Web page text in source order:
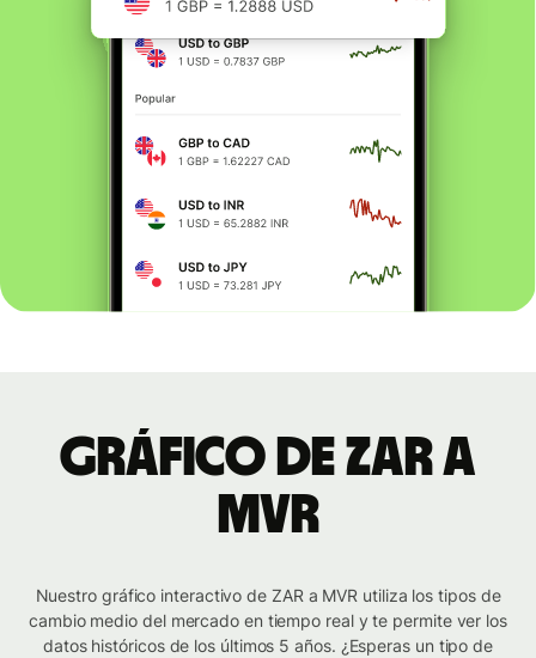
Gráfico de ZAR a
MVR
Nuestro gráfico interactivo de ZAR a MVR utiliza los tipos de
cambio medio del mercado en tiempo real y te permite ver los
datos históricos de los últimos 5 años. ¿Esperas un tipo de